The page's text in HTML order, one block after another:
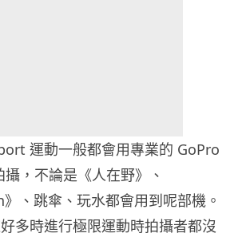
運動一般都會用專業的 GoPro
攝，不論是《人在野》、
、跳傘、玩水都會用到呢部機。
多時進行極限運動時拍攝者都沒